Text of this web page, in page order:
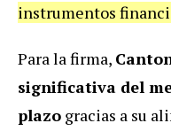
instrumentos
Para la firma,
significativa del
plazo gracias a su